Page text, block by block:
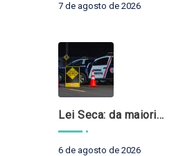
7 de agosto de 2026
Lei Seca: da maioridade à maturidade
6 de agosto de 2026